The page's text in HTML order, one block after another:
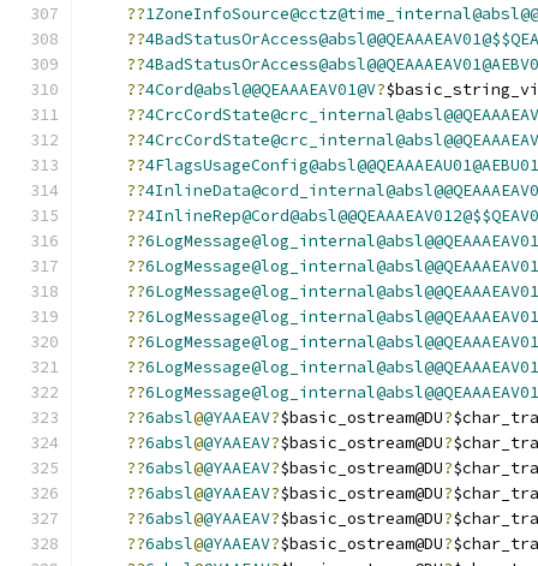
??
??
??
??4Cord@absl@@QEAAAEAV01@V?
??
??
??
??
??
??
??
??
??
??
??
??
??6absl@@YAAEAV?$basic_ostream@DU?
??6absl@@YAAEAV?$basic_ostream@DU?
??6absl@@YAAEAV?$basic_ostream@DU?
??6absl@@YAAEAV?$basic_ostream@DU?
??6absl@@YAAEAV?$basic_ostream@DU?
??6absl@@YAAEAV?$basic_ostream@DU?